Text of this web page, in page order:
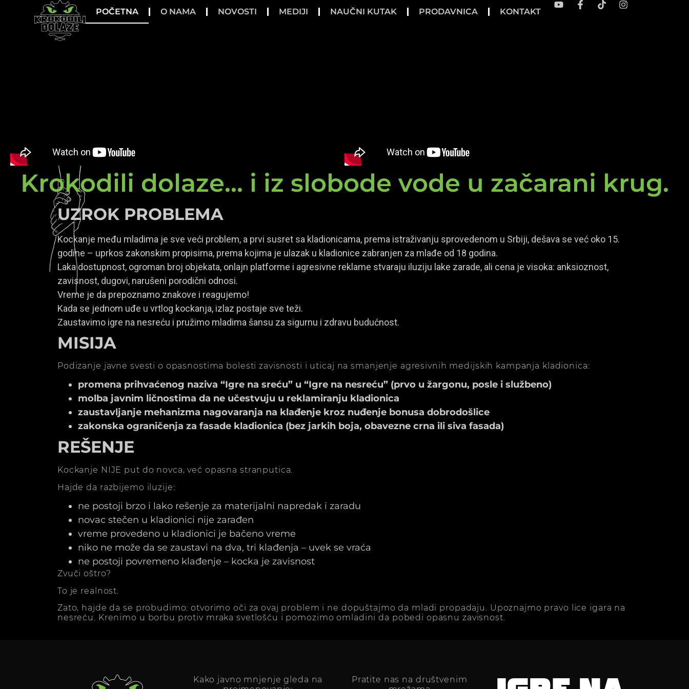
POČETNA O NAMA NOVOSTI MEDIJI NAUČNI KUTAK PRODAVNICA KONTAKT
Krokodili dolaze... i iz slobode vode u začarani krug.
UZROK PROBLEMA
Kockanje među mladima je sve veći problem, a prvi susret sa kladionicama, prema istraživanju sprovedenom u Srbiji, dešava se već oko 15.
godine – uprkos zakonskim propisima, prema kojima je ulazak u kladionice zabranjen za mlađe od 18 godina.
Laka dostupnost, ogroman broj objekata, onlajn platforme i agresivne reklame stvaraju iluziju lake zarade, ali cena je visoka: anksioznost,
zavisnost, dugovi, narušeni porodični odnosi.
Vreme je da prepoznamo znakove i reagujemo!
Kada se jednom uđe u vrtlog kockanja, izlaz postaje sve teži.
Zaustavimo igre na nesreću i pružimo mladima šansu za sigurnu i zdravu budućnost.
MISIJA
Podizanje javne svesti o opasnostima bolesti zavisnosti i uticaj na smanjenje agresivnih medijskih kampanja kladionica:
promena prihvaćenog naziva “Igre na sreću” u “Igre na nesreću” (prvo u žargonu, posle i službeno)
molba javnim ličnostima da ne učestvuju u reklamiranju kladionica
zaustavljanje mehanizma nagovaranja na klađenje kroz nuđenje bonusa dobrodošlice
zakonska ograničenja za fasade kladionica (bez jarkih boja, obavezne crna ili siva fasada)
REŠENJE
Kockanje NIJE put do novca, već opasna stranputica.
Hajde da razbijemo iluzije:
ne postoji brzo i lako rešenje za materijalni napredak i zaradu
novac stečen u kladionici nije zarađen
vreme provedeno u kladionici je bačeno vreme
niko ne može da se zaustavi na dva, tri klađenja – uvek se vraća
ne postoji povremeno klađenje – kocka je zavisnost
Zvuči oštro?
To je realnost.
Zato, hajde da se probudimo: otvorimo oči za ovaj problem i ne dopuštajmo da mladi propadaju. Upoznajmo pravo lice igara na
nesreću. Krenimo u borbu protiv mraka svetlošću i pomozimo omladini da pobedi opasnu zavisnost.
Kako javno mnjenje gleda na
Pratite nas na društvenim